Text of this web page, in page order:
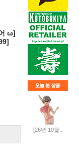
[26년 10월..
ω]